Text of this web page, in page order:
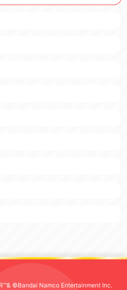
©Bandai Namco Entertainment Inc.